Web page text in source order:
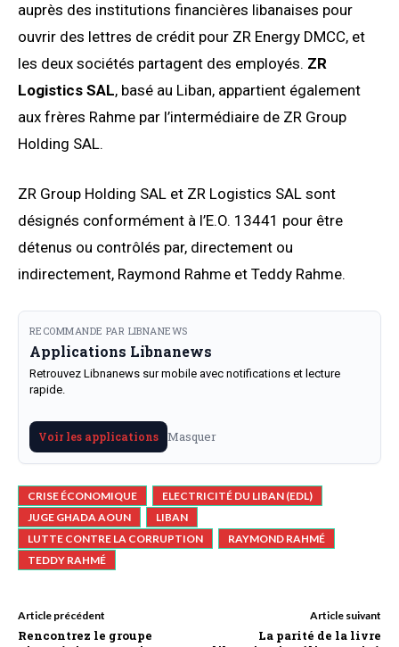
auprès des institutions financières libanaises pour
ouvrir des lettres de crédit pour ZR Energy DMCC, et
les deux sociétés partagent des employés. ZR
Logistics SAL, basé au Liban, appartient également
aux frères Rahme par l’intermédiaire de ZR Group
Holding SAL.
ZR Group Holding SAL et ZR Logistics SAL sont
désignés conformément à l’E.O. 13441 pour être
détenus ou contrôlés par, directement ou
indirectement, Raymond Rahme et Teddy Rahme.
RECOMMANDE PAR LIBNANEWS
Applications Libnanews
Retrouvez Libnanews sur mobile avec notifications et lecture
rapide.
Voir les applications Masquer
CRISE ÉCONOMIQUE
ELECTRICITÉ DU LIBAN (EDL)
JUGE GHADA AOUN
LIBAN
LUTTE CONTRE LA CORRUPTION
RAYMOND RAHMÉ
TEDDY RAHMÉ
Article précédent
Rencontrez le groupe
Article suivant
La parité de la livre